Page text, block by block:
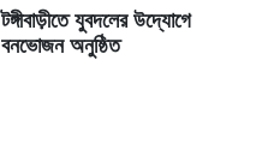
টঙ্গীবাড়ীতে যুবদলের উদ্যোগে
বনভোজন অনুষ্ঠিত